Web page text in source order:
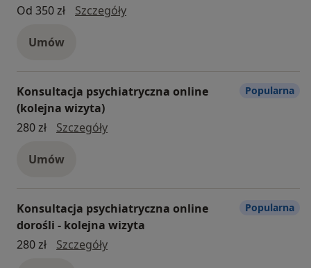
Od 350 zł
Szczegółykonsultacja psychiatryczna
Umów
Konsultacja psychiatryczna online
(kolejna wizyta)
280 zł
SzczegółyKonsultacja psychiatryczna online
Umów
Popularna
Konsultacja psychiatryczna online
dorośli - kolejna wizyta
280 zł
Szczegółykonsultacja psychiatryczna online
Popularna